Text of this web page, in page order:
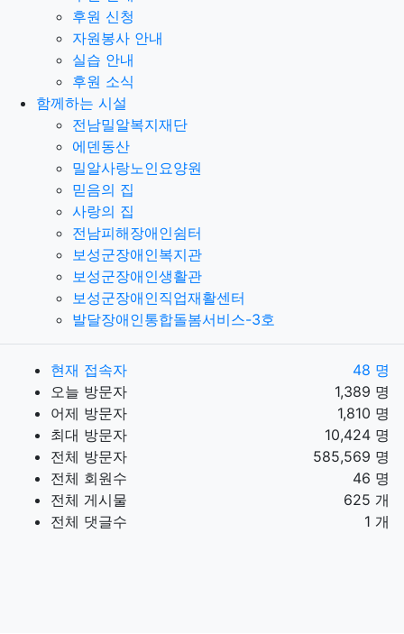
후원 신청
자원봉사 안내
실습 안내
후원 소식
함께하는 시설
전남밀알복지재단
에덴동산
밀알사랑노인요양원
믿음의 집
사랑의 집
전남피해장애인쉼터
보성군장애인복지관
보성군장애인생활관
보성군장애인직업재활센터
발달장애인통합돌봄서비스-3호
현재 접속자
48 명
오늘 방문자
1,389 명
어제 방문자
1,810 명
최대 방문자
10,424 명
전체 방문자
585,569 명
전체 회원수
46 명
전체 게시물
625 개
전체 댓글수
1 개